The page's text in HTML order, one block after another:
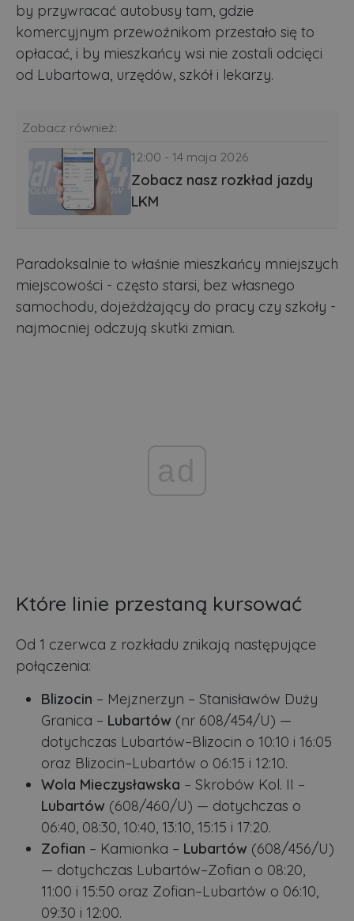
by przywracać autobusy tam, gdzie
komercyjnym przewoźnikom przestało się to
opłacać, i by mieszkańcy wsi nie zostali odcięci
od Lubartowa, urzędów, szkół i lekarzy.
Zobacz również:
12:00 - 14 maja 2026
Zobacz nasz rozkład jazdy
LKM
Paradoksalnie to właśnie mieszkańcy mniejszych
miejscowości - często starsi, bez własnego
samochodu, dojeżdżający do pracy czy szkoły -
najmocniej odczują skutki zmian.
Które linie przestaną kursować
Od 1 czerwca z rozkładu znikają następujące
połączenia:
Blizocin – Mejznerzyn – Stanisławów Duży
Granica – Lubartów (nr 608/454/U) —
dotychczas Lubartów–Blizocin o 10:10 i 16:05
oraz Blizocin–Lubartów o 06:15 i 12:10.
Wola Mieczysławska – Skrobów Kol. II –
Lubartów (608/460/U) — dotychczas o
06:40, 08:30, 10:40, 13:10, 15:15 i 17:20.
Zofian – Kamionka – Lubartów (608/456/U)
— dotychczas Lubartów–Zofian o 08:20,
11:00 i 15:50 oraz Zofian–Lubartów o 06:10,
09:30 i 12:00.